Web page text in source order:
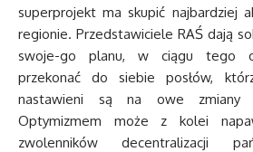
superprojekt ma skupić najbardziej
regionie. Przedstawiciele RAŚ dają
swoje-go planu, w ciągu tego
przekonać do siebie posłów,
nastawieni są na owe zmiany
Optymizmem może z kolei
zwolenników decentralizacji